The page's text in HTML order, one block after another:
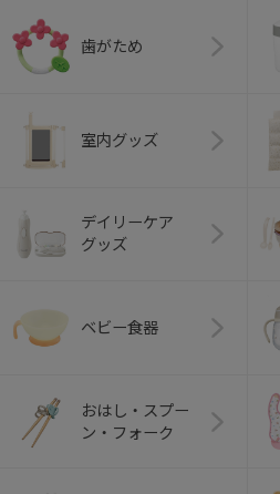
歯がため
室内グッズ
デイリーケア
グッズ
ベビー食器
おはし・スプー
ン・フォーク